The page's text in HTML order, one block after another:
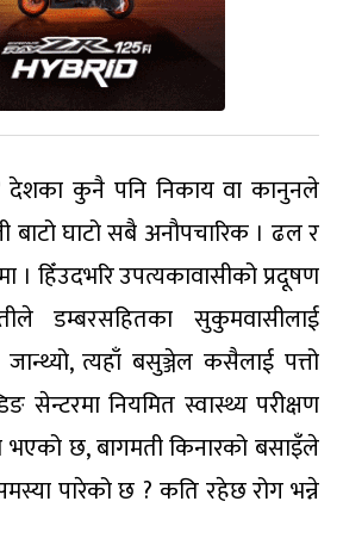
कुनै पनि निकाय वा कानुनले
बाटो घाटो सबै अनौपचारिक । ढल र
। हिँउदभरि उपत्यकावासीको प्रदूषण
डम्बरसहितका सुकुमवासीलाई
त्यहाँ बसुञ्जेल कसैलाई पत्तो
सेन्टरमा नियमित स्वास्थ्य परीक्षण
भएको छ, बागमती किनारको बसाइँले
पारेको छ ? कति रहेछ रोग भन्ने